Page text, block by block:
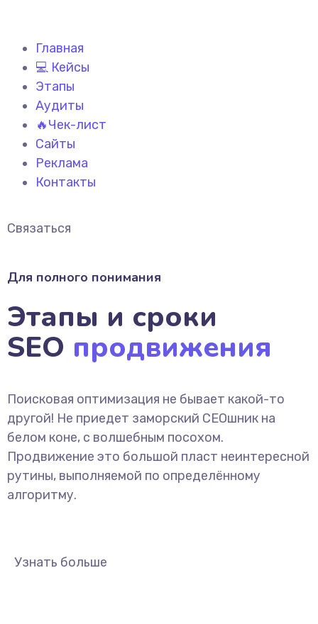
Главная
💻 Кейсы
Этапы
Аудиты
🔥Чек-лист
Сайты
Реклама
Контакты
Связаться
Для полного понимания
Этапы и сроки
SEO продвижения
Поисковая оптимизация не бывает какой-то
другой! Не приедет заморский СЕОшник на
белом коне, с волшебным посохом.
Продвижение это большой пласт неинтересной
рутины, выполняемой по определённому
алгоритму.
Узнать больше